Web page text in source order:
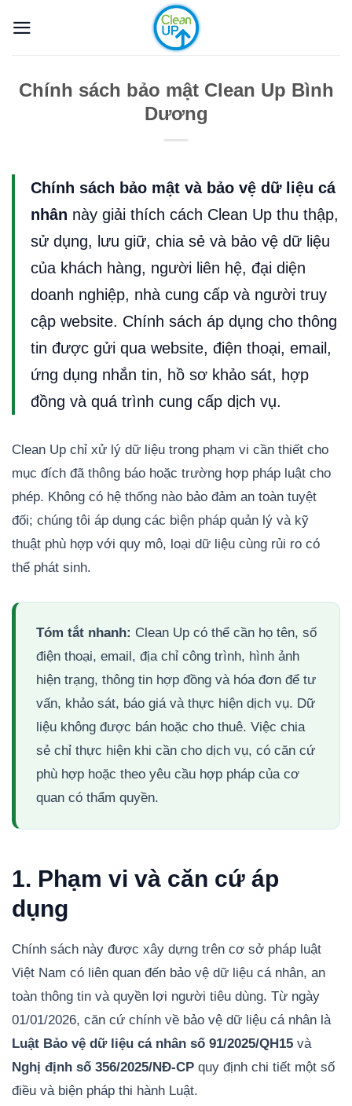
qua
Chính sách bảo mật Clean Up Bình
Dương
Chính sách bảo mật và bảo vệ dữ liệu cá
nhân này giải thích cách Clean Up thu thập,
sử dụng, lưu giữ, chia sẻ và bảo vệ dữ liệu
của khách hàng, người liên hệ, đại diện
doanh nghiệp, nhà cung cấp và người truy
cập website. Chính sách áp dụng cho thông
tin được gửi qua website, điện thoại, email,
ứng dụng nhắn tin, hồ sơ khảo sát, hợp
đồng và quá trình cung cấp dịch vụ.
Clean Up chỉ xử lý dữ liệu trong phạm vi cần thiết cho
mục đích đã thông báo hoặc trường hợp pháp luật cho
phép. Không có hệ thống nào bảo đảm an toàn tuyệt
đối; chúng tôi áp dụng các biện pháp quản lý và kỹ
thuật phù hợp với quy mô, loại dữ liệu cùng rủi ro có
thể phát sinh.
Tóm tắt nhanh: Clean Up có thể cần họ tên, số
điện thoại, email, địa chỉ công trình, hình ảnh
hiện trạng, thông tin hợp đồng và hóa đơn để tư
vấn, khảo sát, báo giá và thực hiện dịch vụ. Dữ
liệu không được bán hoặc cho thuê. Việc chia
sẻ chỉ thực hiện khi cần cho dịch vụ, có căn cứ
phù hợp hoặc theo yêu cầu hợp pháp của cơ
quan có thẩm quyền.
1. Phạm vi và căn cứ áp
dụng
Chính sách này được xây dựng trên cơ sở pháp luật
Việt Nam có liên quan đến bảo vệ dữ liệu cá nhân, an
toàn thông tin và quyền lợi người tiêu dùng. Từ ngày
01/01/2026, căn cứ chính về bảo vệ dữ liệu cá nhân là
Luật Bảo vệ dữ liệu cá nhân số 91/2025/QH15 và
Nghị định số 356/2025/NĐ-CP quy định chi tiết một số
điều và biện pháp thi hành Luật.